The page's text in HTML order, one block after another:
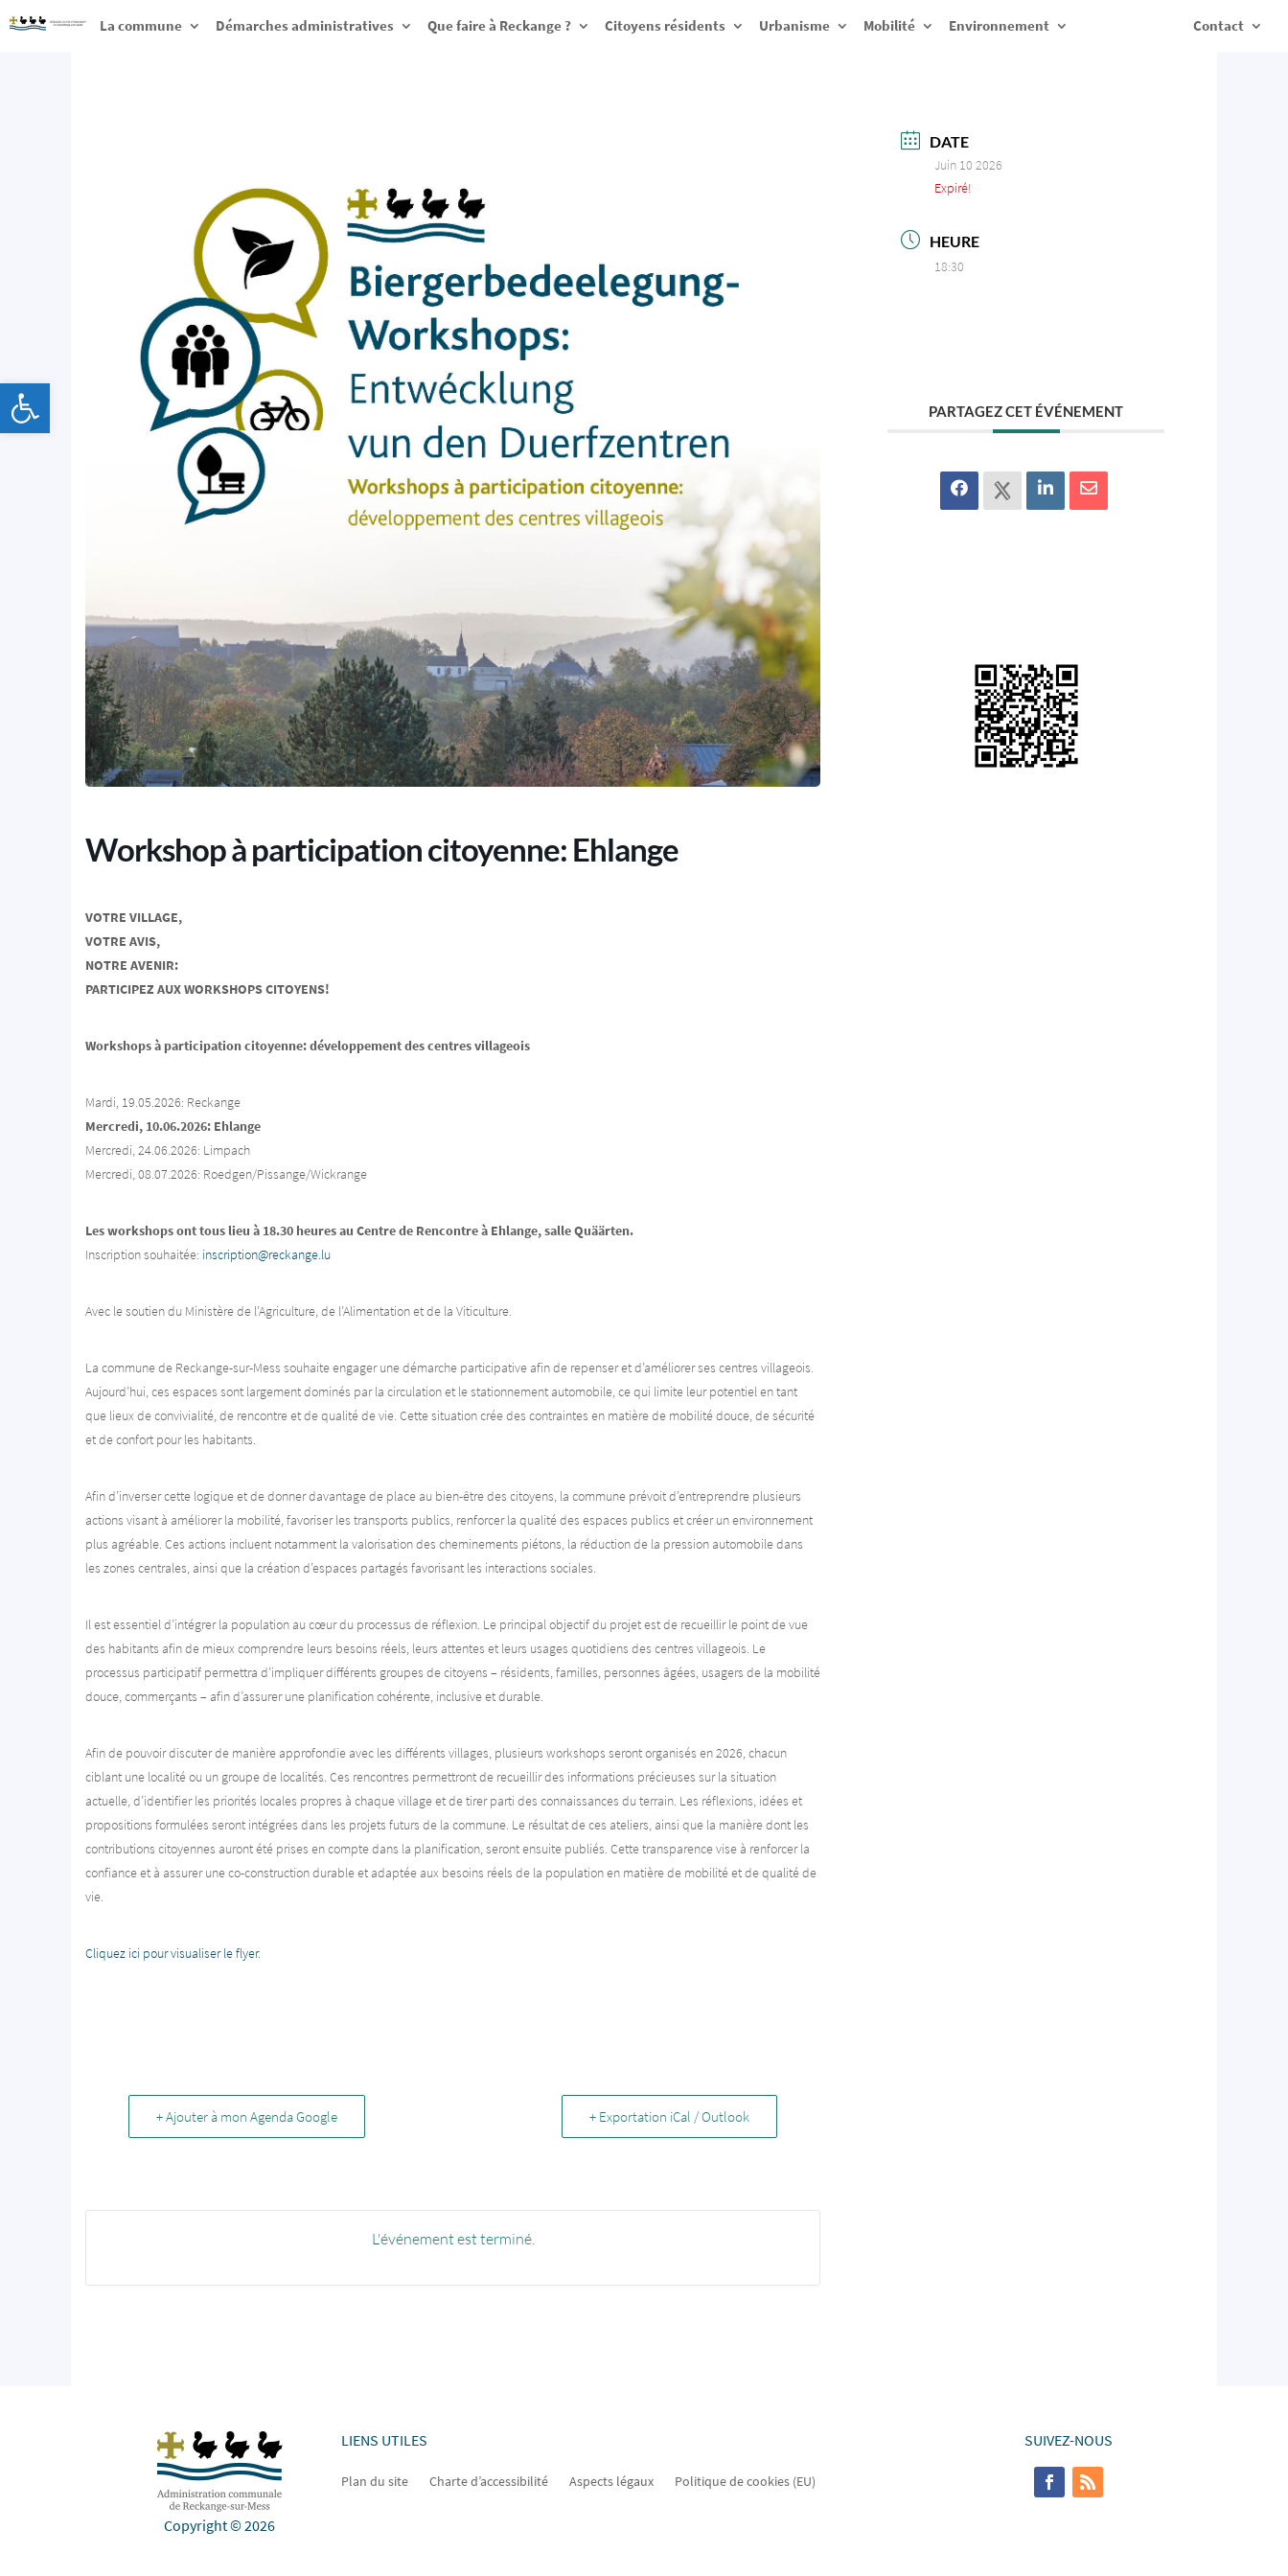
La commune Démarches administratives Que faire à Reckange ? Citoyens résidents Urbanisme Mobilité Environnement Contact
Workshop à participation citoyenne: Ehlange
VOTRE VILLAGE,
VOTRE AVIS,
NOTRE AVENIR:
PARTICIPEZ AUX WORKSHOPS CITOYENS!
Workshops à participation citoyenne: développement des centres villageois
Mardi, 19.05.2026: Reckange
Mercredi, 10.06.2026: Ehlange
Mercredi, 24.06.2026: Limpach
Mercredi, 08.07.2026: Roedgen/Pissange/Wickrange
Les workshops ont tous lieu à 18.30 heures au Centre de Rencontre à Ehlange, salle Quäärten.
Inscription souhaitée: inscription@reckange.lu
Avec le soutien du Ministère de l’Agriculture, de l’Alimentation et de la Viticulture.
La commune de Reckange-sur-Mess souhaite engager une démarche participative afin de repenser et d’améliorer ses centres villageois.
Aujourd’hui, ces espaces sont largement dominés par la circulation et le stationnement automobile, ce qui limite leur potentiel en tant
que lieux de convivialité, de rencontre et de qualité de vie. Cette situation crée des contraintes en matière de mobilité douce, de sécurité
et de confort pour les habitants.
Afin d’inverser cette logique et de donner davantage de place au bien-être des citoyens, la commune prévoit d’entreprendre plusieurs
actions visant à améliorer la mobilité, favoriser les transports publics, renforcer la qualité des espaces publics et créer un environnement
plus agréable. Ces actions incluent notamment la valorisation des cheminements piétons, la réduction de la pression automobile dans
les zones centrales, ainsi que la création d’espaces partagés favorisant les interactions sociales.
Il est essentiel d’intégrer la population au cœur du processus de réflexion. Le principal objectif du projet est de recueillir le point de vue
des habitants afin de mieux comprendre leurs besoins réels, leurs attentes et leurs usages quotidiens des centres villageois. Le
processus participatif permettra d’impliquer différents groupes de citoyens – résidents, familles, personnes âgées, usagers de la mobilité
douce, commerçants – afin d’assurer une planification cohérente, inclusive et durable.
Afin de pouvoir discuter de manière approfondie avec les différents villages, plusieurs workshops seront organisés en 2026, chacun
ciblant une localité ou un groupe de localités. Ces rencontres permettront de recueillir des informations précieuses sur la situation
actuelle, d’identifier les priorités locales propres à chaque village et de tirer parti des connaissances du terrain. Les réflexions, idées et
propositions formulées seront intégrées dans les projets futurs de la commune. Le résultat de ces ateliers, ainsi que la manière dont les
contributions citoyennes auront été prises en compte dans la planification, seront ensuite publiés. Cette transparence vise à renforcer la
confiance et à assurer une co-construction durable et adaptée aux besoins réels de la population en matière de mobilité et de qualité de
vie.
Cliquez ici pour visualiser le flyer.
+ Ajouter à mon Agenda Google + Exportation iCal / Outlook
L'événement est terminé.
DATE
Juin 10 2026
Expiré!
HEURE
18:30
PARTAGEZ CET ÉVÉNEMENT
Copyright © 2026
LIENS UTILES
Plan du site Charte d’accessibilité Aspects légaux Politique de cookies (EU)
SUIVEZ-NOUS
Ouvrir la barre d’outils